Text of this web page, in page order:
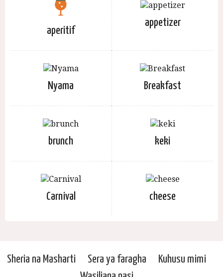
aperitif
appetizer
Nyama Breakfast
brunch keki
Carnival cheese
Sheria na Masharti Sera ya faragha
Kuhusu mimi